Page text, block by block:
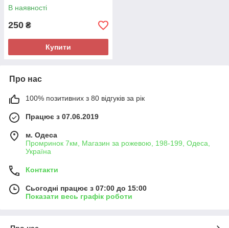
В наявності
250 ₴
Купити
Про нас
100% позитивних з 80 відгуків за рік
Працює з 07.06.2019
м. Одеса
Промринок 7км, Магазин за рожевою, 198-199, Одеса,
Україна
Контакти
Сьогодні працює з 07:00 до 15:00
Показати весь графік роботи